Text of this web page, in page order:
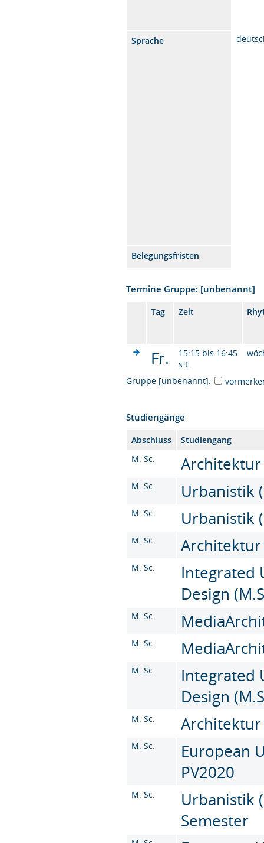
Sprache
Belegungsfristen
Termine Gruppe: [unbenannt]
Tag Zeit
Fr.
15:15 bis 16:45
s.t.
Gruppe [unbenannt]:
Studiengänge
Abschluss
Studiengang
M. Sc.
Architektur
M. Sc. Urbanistik
M. Sc. Urbanistik
M. Sc. Architektur
M. Sc.
Integrated
Design
M. Sc.
M. Sc.
M. Sc.
Integrated
Design
M. Sc. Architektur
M. Sc.
European
PV2020
M. Sc.
Urbanistik
Semester